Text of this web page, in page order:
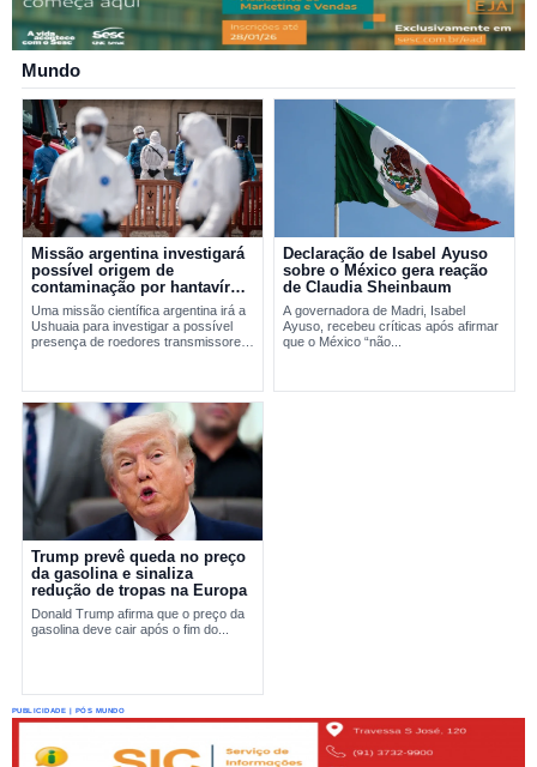
Mundo
Missão argentina investigará
possível origem de
contaminação por hantavírus
em Ushuaia
Uma missão científica argentina irá a
Ushuaia para investigar a possível
presença de roedores transmissores
Declaração de Isabel Ayuso
sobre o México gera reação
de Claudia Sheinbaum
A governadora de Madri, Isabel
Ayuso, recebeu críticas após afirmar
que o México “não...
Trump prevê queda no preço
da gasolina e sinaliza
redução de tropas na Europa
Donald Trump afirma que o preço da
gasolina deve cair após o fim do...
PUBLICIDADE | PÓS MUNDO